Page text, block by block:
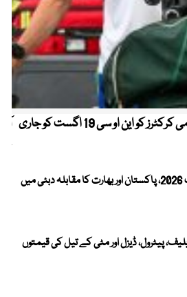
کیریبین پریمیئر لیگ ، قومی کرکٹرز کو این او سی 19 اگست کو جاری
ویمنز ایشیا کپ 2026، پاکستان اور بھارت کا مقابلہ دبئی میں
پیٹرول، ڈیزل اور مٹی کے تیل کی قیمتوں